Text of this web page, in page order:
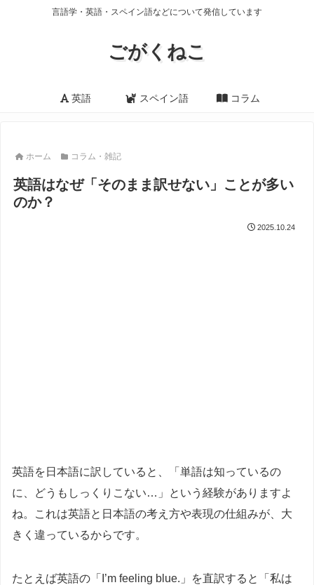
言語学・英語・スペイン語などについて発信しています
ごがくねこ
英語 スペイン語 コラム
ホーム コラム・雑記
英語はなぜ「そのまま訳せない」ことが多い
のか？
2025.10.24
英語を日本語に訳していると、「単語は知っているの
に、どうもしっくりこない…」という経験がありますよ
ね。これは英語と日本語の考え方や表現の仕組みが、大
きく違っているからです。
たとえば英語の「I’m feeling blue.」を直訳すると「私は